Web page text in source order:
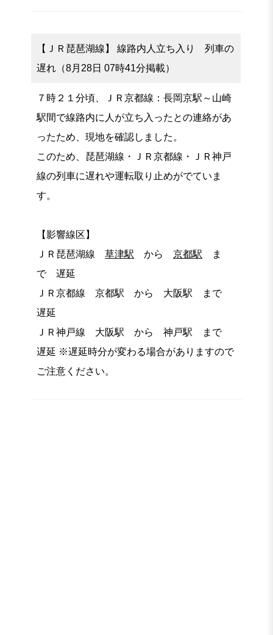
【ＪＲ琵琶湖線】 線路内人立ち入り 列車の
遅れ（8月28日 07時41分掲載）
７時２１分頃、ＪＲ京都線：長岡京駅～山崎
駅間で線路内に人が立ち入ったとの連絡があ
ったため、現地を確認しました。
このため、琵琶湖線・ＪＲ京都線・ＪＲ神戸
線の列車に遅れや運転取り止めがでていま
す。
【影響線区】
ＪＲ琵琶湖線草津駅 から京都駅 ま
で 遅延
ＪＲ京都線 京都駅 から 大阪駅 まで
遅延
ＪＲ神戸線 大阪駅 から 神戸駅 まで
遅延 ※遅延時分が変わる場合がありますので
ご注意ください。